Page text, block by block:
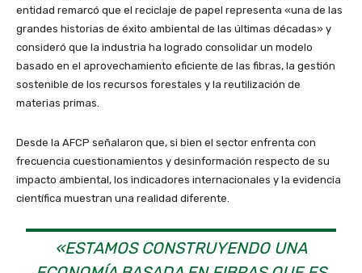
entidad remarcó que el reciclaje de papel representa «una de las
grandes historias de éxito ambiental de las últimas décadas» y
consideró que la industria ha logrado consolidar un modelo
basado en el aprovechamiento eficiente de las fibras, la gestión
sostenible de los recursos forestales y la reutilización de
materias primas.
Desde la AFCP señalaron que, si bien el sector enfrenta con
frecuencia cuestionamientos y desinformación respecto de su
impacto ambiental, los indicadores internacionales y la evidencia
científica muestran una realidad diferente.
«ESTAMOS CONSTRUYENDO UNA